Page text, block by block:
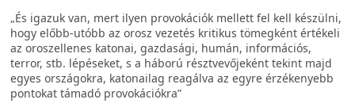
„És igazuk van, mert ilyen provokációk mellett fel kell készülni,
hogy előbb-utóbb az orosz vezetés kritikus tömegként értékeli
az oroszellenes katonai, gazdasági, humán, információs,
terror, stb. lépéseket, s a háború résztvevőjeként tekint majd
egyes országokra, katonailag reagálva az egyre érzékenyebb
pontokat támadó provokációkra”